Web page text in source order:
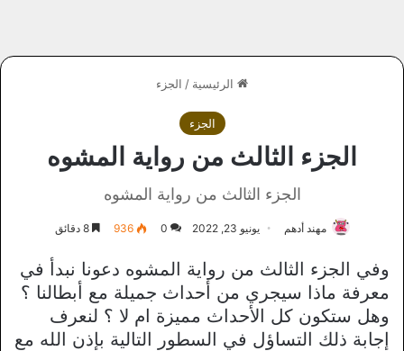
الرئيسية / الجزء
الجزء
الجزء الثالث من رواية المشوه
الجزء الثالث من رواية المشوه
مهند أدهم يونيو 23, 2022 0
936 8 دقائق
وفي الجزء الثالث من رواية المشوه دعونا نبدأ في
معرفة ماذا سيجري من أحداث جميلة مع أبطالنا ؟
وهل ستكون كل الأحداث مميزة ام لا ؟ لنعرف
إجابة ذلك التساؤل في السطور التالية بإذن الله مع